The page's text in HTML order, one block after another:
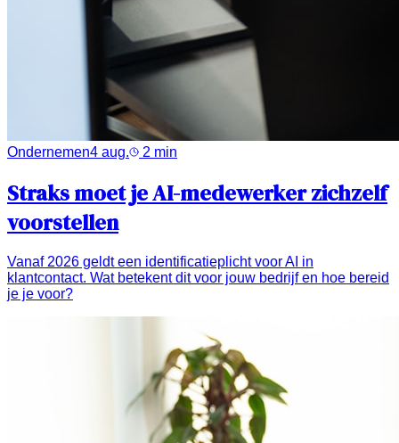
Ondernemen4 aug. 2 min
Straks moet je AI-medewerker zichzelf
voorstellen
Vanaf 2026 geldt een identificatieplicht voor AI in
klantcontact. Wat betekent dit voor jouw bedrijf en hoe bereid
je je voor?